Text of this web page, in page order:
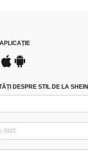
APLICAȚIE
DESPRE STIL DE LA SHEIN